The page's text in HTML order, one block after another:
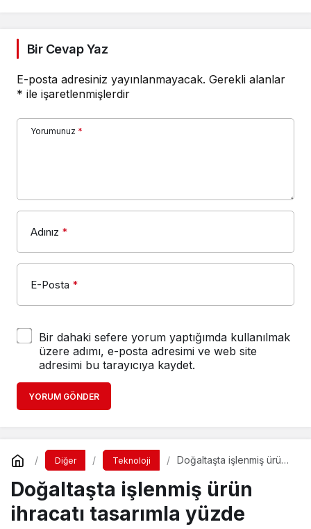
Bir Cevap Yaz
E-posta adresiniz yayınlanmayacak. Gerekli alanlar
* ile işaretlenmişlerdir
Yorumunuz *
Adınız *
E-Posta *
Bir dahaki sefere yorum yaptığımda kullanılmak
üzere adımı, e-posta adresimi ve web site
adresimi bu tarayıcıya kaydet.
YORUM GÖNDER
Diğer Teknoloji
Doğaltaşta işlenmiş ürün
66’ya çıktı
Doğaltaşta işlenmiş ürün
ihracatı tasarımla yüzde